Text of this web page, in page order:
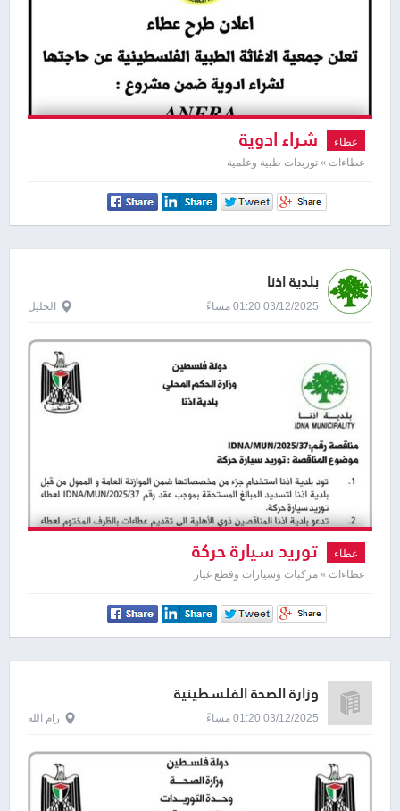
عطاء شراء ادوية
عطاءات » توريدات طبية وعلمية
بلدية اذنا
03/12/2025 01:20 مساءً الخليل
عطاء توريد سيارة حركة
عطاءات » مركبات وسيارات وقطع غيار
وزارة الصحة الفلسطينية
03/12/2025 01:20 مساءً رام الله